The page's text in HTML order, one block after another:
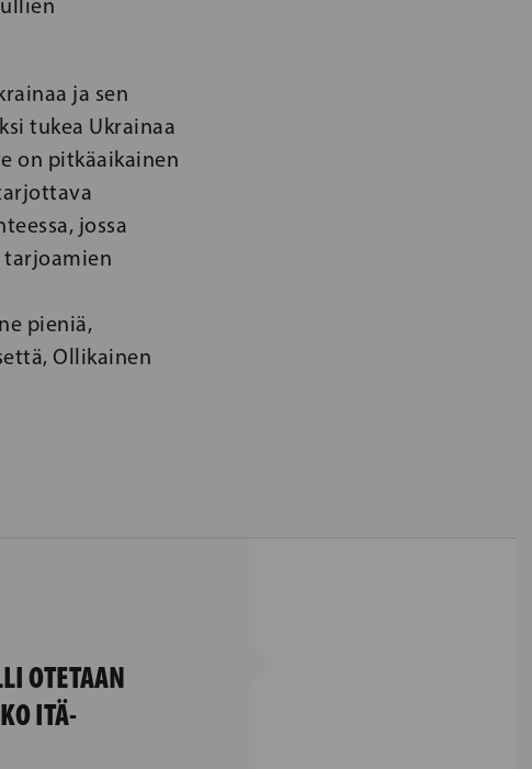
ja sen
tukea Ukrainaa
on pitkäaikainen
jossa
pieniä,
Ollikainen
OTETAAN
ITÄ-